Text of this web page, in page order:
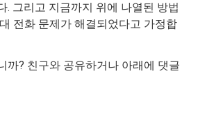
. 그리고 지금까지 위에 나열된 방법
전화 문제가 해결되었다고 가정합
까? 친구와 공유하거나 아래에 댓글